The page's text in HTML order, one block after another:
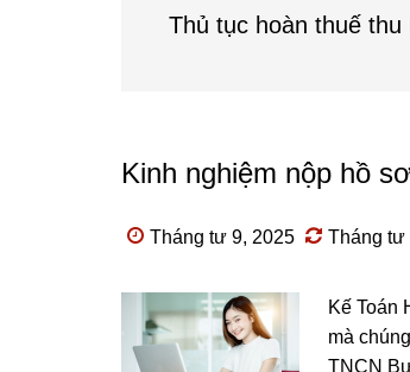
Thủ tục hoàn thuế
Kinh nghiệm nộp hồ
Tháng tư 9, 2025 Tháng tư
Kế Toán
mà
TNCN